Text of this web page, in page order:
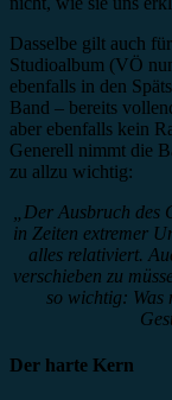
Dasselbe gilt auch
Studioalbum (VÖ
ebenfalls in den
Band – bereits
aber ebenfalls kein
Generell nimmt die
zu allzu wichtig:
„Der Ausbruch
in Zeiten extremer
alles relativiert.
verschieben zu
so wichtig: Was
Der harte Kern